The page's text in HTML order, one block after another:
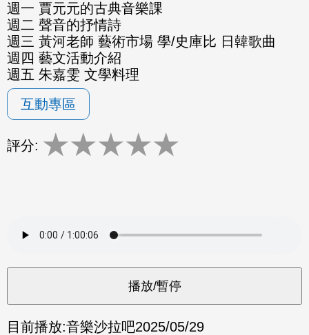
週一 賈元元的古典音樂課
週二 聲音的抒情詩
週三 黃河老師 藝術市場 學/史庫比 日韓歌曲
週四 藝文活動介紹
週五 朱嘉雯 文學料理
互動專區
評分: ★★★★★
目前播放:音樂沙拉吧2025/05/29